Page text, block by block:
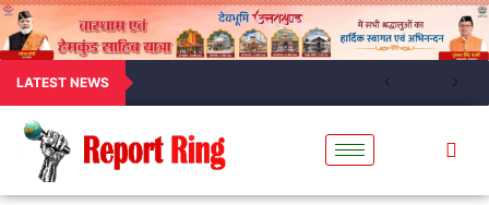
LATEST NEWS